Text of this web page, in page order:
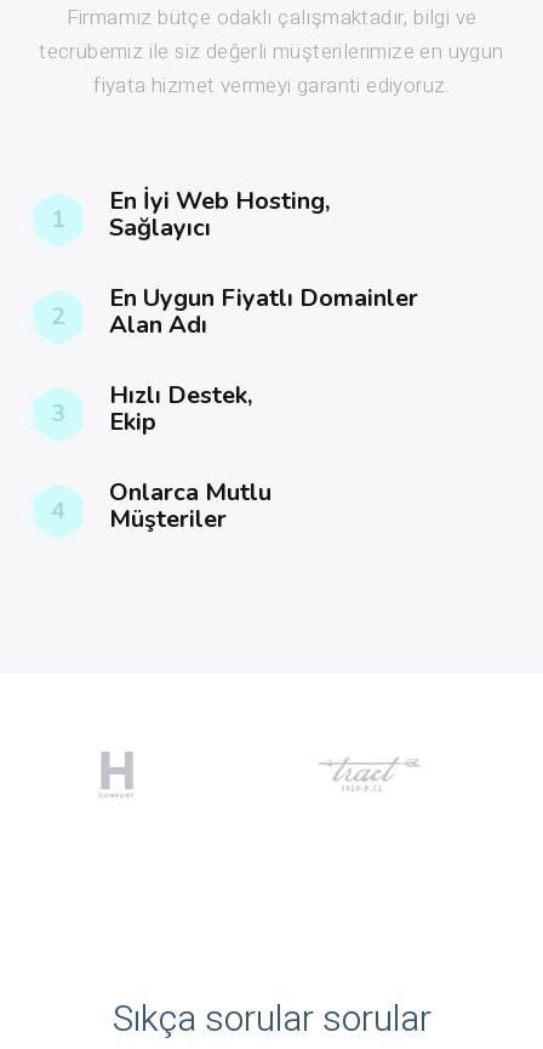
Firmamız bütçe odaklı çalışmaktadır, bilgi ve
tecrübemiz ile siz değerli müşterilerimize en uygun
fiyata hizmet vermeyi garanti ediyoruz.
1
En İyi Web Hosting,
Sağlayıcı
2
En Uygun Fiyatlı Domainler
Alan Adı
3
Hızlı Destek,
Ekip
4
Onlarca Mutlu
Müşteriler
Sıkça sorular sorular